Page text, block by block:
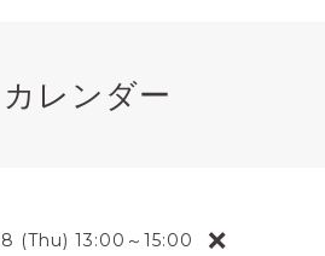
レンダー
(Thu) 13:00～15:00 ❌